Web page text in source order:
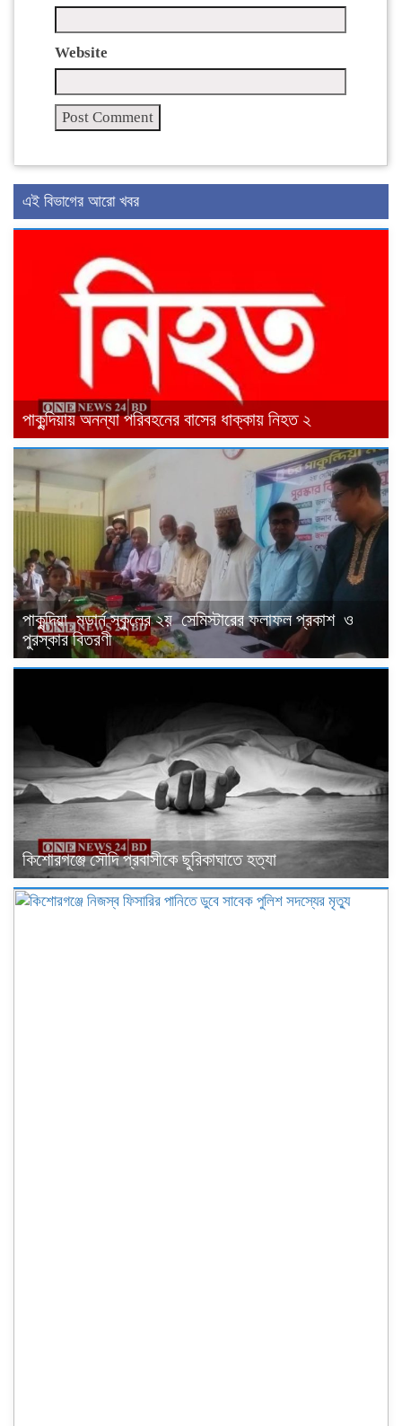
Website
এই বিভাগের আরো খবর
পাকুন্দিয়ায় অনন্যা পরিবহনের বাসের ধাক্কায় নিহত ২
পাকুন্দিয়া মডার্ন স্কুলের ২য় সেমিস্টারের ফলাফল প্রকাশ ও
পুরস্কার বিতরণী
কিশোরগঞ্জে সৌদি প্রবাসীকে ছুরিকাঘাতে হত্যা